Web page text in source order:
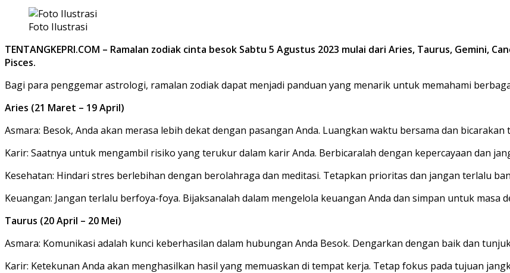
Foto Ilustrasi
TENTANGKEPRI.COM – Ramalan zodiak cinta besok Sabtu 5 Agustus 2023 mulai dari Aries, Taurus, Gemini,
Pisces.
Bagi para penggemar astrologi, ramalan zodiak dapat menjadi panduan yang menarik untuk memahami
Aries (21 Maret – 19 April)
Asmara: Besok, Anda akan merasa lebih dekat dengan pasangan Anda. Luangkan waktu bersama dan
Karir: Saatnya untuk mengambil risiko yang terukur dalam karir Anda. Berbicaralah dengan kepercayaan dan
Kesehatan: Hindari stres berlebihan dengan berolahraga dan meditasi. Tetapkan prioritas dan jangan terlalu
Keuangan: Jangan terlalu berfoya-foya. Bijaksanalah dalam mengelola keuangan Anda dan simpan untuk masa
Taurus (20 April – 20 Mei)
Asmara: Komunikasi adalah kunci keberhasilan dalam hubungan Anda Besok. Dengarkan dengan baik dan
Karir: Ketekunan Anda akan menghasilkan hasil yang memuaskan di tempat kerja. Tetap fokus pada tujuan